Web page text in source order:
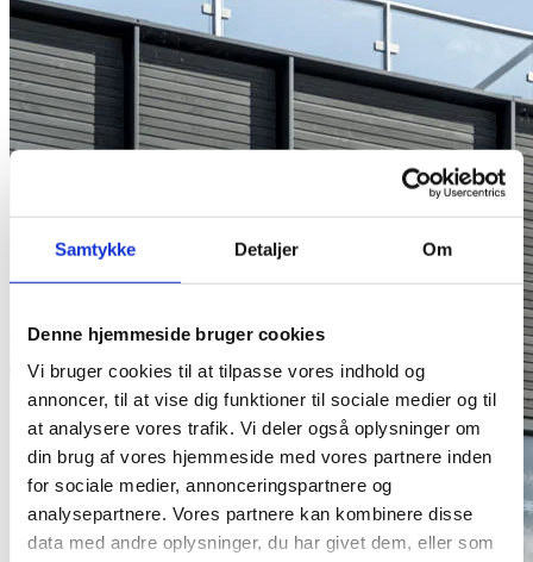
Samtykke Detaljer Om
Denne hjemmeside bruger cookies
Vi bruger cookies til at tilpasse vores indhold og
annoncer, til at vise dig funktioner til sociale medier og til
at analysere vores trafik. Vi deler også oplysninger om
din brug af vores hjemmeside med vores partnere inden
for sociale medier, annonceringspartnere og
analysepartnere. Vores partnere kan kombinere disse
data med andre oplysninger, du har givet dem, eller som